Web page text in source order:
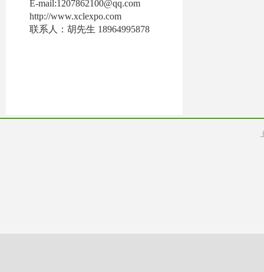
E-mail:1207862100@qq.com
http://www.xclexpo.com
联系人：胡先生 18964995878